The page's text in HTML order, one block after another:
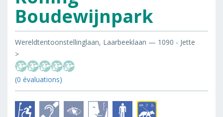
Boudewijnpark
Wereldtentoonstellinglaan, Laarbeeklaan — 1090 - Jette
>
(0 évaluations)
categorieën